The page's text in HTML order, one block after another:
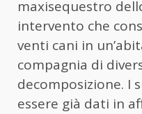
maxisequestro
intervento che
venti cani in
compagnia di
decomposizione. I
essere già dati in